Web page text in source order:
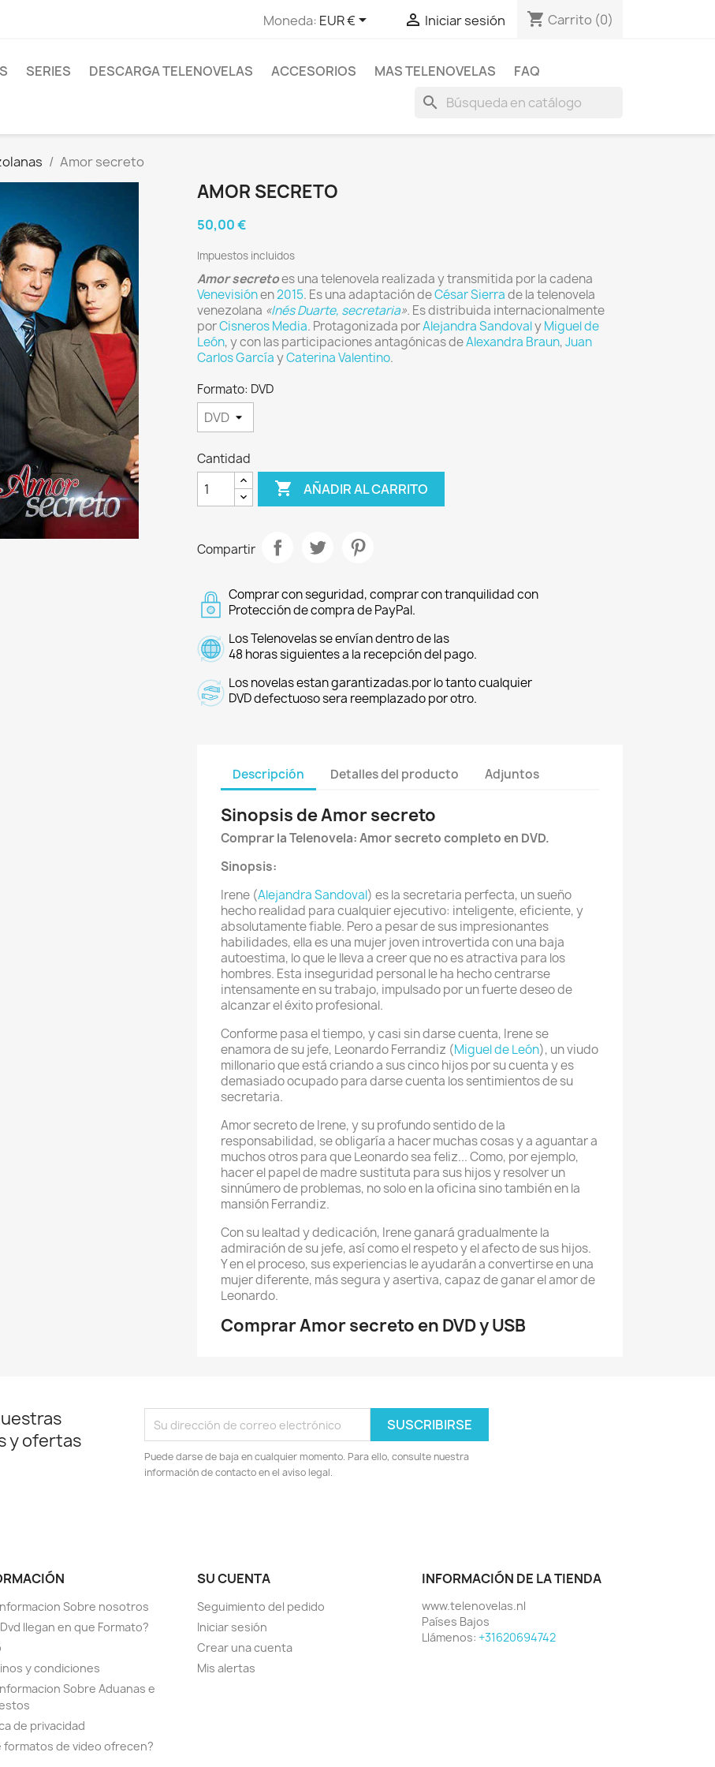
Moneda: EUR €  Iniciar sesión shopping_cart Carrito (0)
SERIES DESCARGA TELENOVELAS ACCESORIOS MAS TELENOVELAS FAQ
search
Amor secreto
AMOR SECRETO
50,00 €
Impuestos incluidos
Amor secretoes una telenovela realizada y transmitida por la cadena
Venevisiónen2015. Es una adaptación deCésar Sierrade la telenovela
venezolana «Inés Duarte, secretaria». Es distribuida internacionalmente
porCisneros Media. Protagonizada porAlejandra SandovalyMiguel de
León, y con las participaciones antagónicas deAlexandra Braun,Juan
Carlos GarcíayCaterina Valentino.
Formato: DVD
Cantidad
 AÑADIR AL CARRITO
Compartir
Comprar con seguridad, comprar con tranquilidad con
Protección de compra de PayPal.
Los Telenovelas se envían dentro de las
48 horas siguientes a la recepción del pago.
Los novelas estan garantizadas.por lo tanto cualquier
DVD defectuoso sera reemplazado por otro.
Descripción Detalles del producto Adjuntos
Sinopsis de Amor secreto
Comprar la Telenovela: Amor secreto completo en DVD.
Sinopsis:
Irene (Alejandra Sandoval) es la secretaria perfecta, un sueño
hecho realidad para cualquier ejecutivo: inteligente, eficiente, y
absolutamente fiable. Pero a pesar de sus impresionantes
habilidades, ella es una mujer joven introvertida con una baja
autoestima, lo que le lleva a creer que no es atractiva para los
hombres. Esta inseguridad personal le ha hecho centrarse
intensamente en su trabajo, impulsado por un fuerte deseo de
alcanzar el éxito profesional.
Conforme pasa el tiempo, y casi sin darse cuenta, Irene se
enamora de su jefe, Leonardo Ferrandiz (Miguel de León), un viudo
millonario que está criando a sus cinco hijos por su cuenta y es
demasiado ocupado para darse cuenta los sentimientos de su
secretaria.
Amor secreto de Irene, y su profundo sentido de la
responsabilidad, se obligaría a hacer muchas cosas y a aguantar a
muchos otros para que Leonardo sea feliz... Como, por ejemplo,
hacer el papel de madre sustituta para sus hijos y resolver un
sinnúmero de problemas, no solo en la oficina sino también en la
mansión Ferrandiz.
Con su lealtad y dedicación, Irene ganará gradualmente la
admiración de su jefe, así como el respeto y el afecto de sus hijos.
Y en el proceso, sus experiencias le ayudarán a convertirse en una
mujer diferente, más segura y asertiva, capaz de ganar el amor de
Leonardo.
Comprar Amor secreto en DVD y USB
y ofertas
Puede darse de baja en cualquier momento. Para ello, consulte nuestra
información de contacto en el aviso legal.
Sobre nosotros
llegan en que Formato?
y condiciones
Sobre Aduanas e
de privacidad
formatos de video ofrecen?
SU CUENTA
Seguimiento del pedido
Iniciar sesión
Crear una cuenta
Mis alertas
INFORMACIÓN DE LA TIENDA
www.telenovelas.nl
Países Bajos
Llámenos: +31620694742